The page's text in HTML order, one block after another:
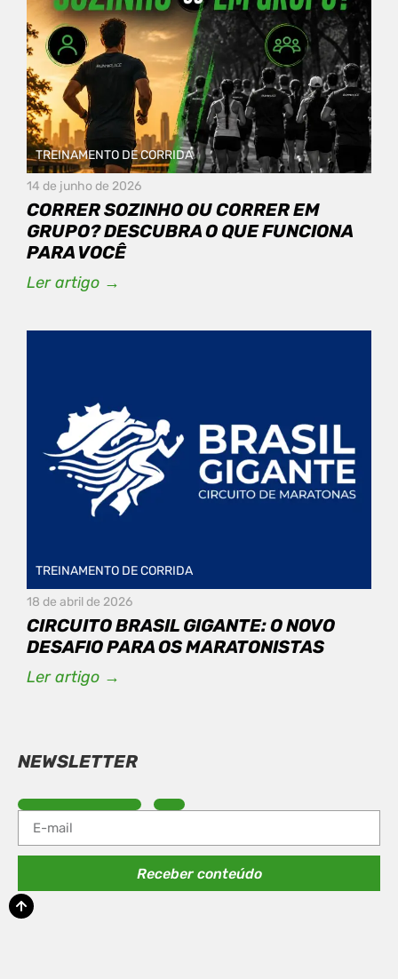
TREINAMENTO DE CORRIDA
14 de junho de 2026
CORRER SOZINHO OU CORRER EM
GRUPO? DESCUBRA O QUE FUNCIONA
PARA VOCÊ
Ler artigo →
TREINAMENTO DE CORRIDA
18 de abril de 2026
CIRCUITO BRASIL GIGANTE: O NOVO
DESAFIO PARA OS MARATONISTAS
Ler artigo →
NEWSLETTER
Receber conteúdo